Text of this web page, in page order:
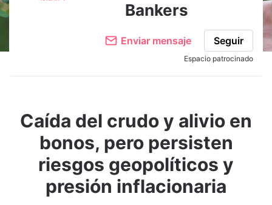
Bankers
Enviar mensaje Seguir
Espacio patrocinado
Caída del crudo y alivio en
bonos, pero persisten
riesgos geopolíticos y
presión inflacionaria